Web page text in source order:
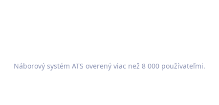
Náborový systém ATS overený viac než 8 000 používateľmi.